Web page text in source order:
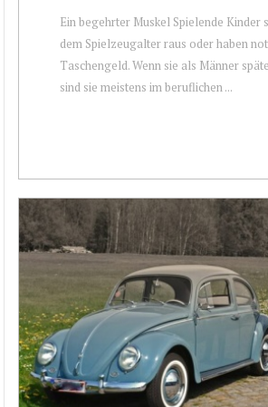
Ein begehrter Muskel Spielende Kinder
dem Spielzeugalter raus oder haben
Taschengeld. Wenn sie als Männer
sind sie meistens im beruflichen ...